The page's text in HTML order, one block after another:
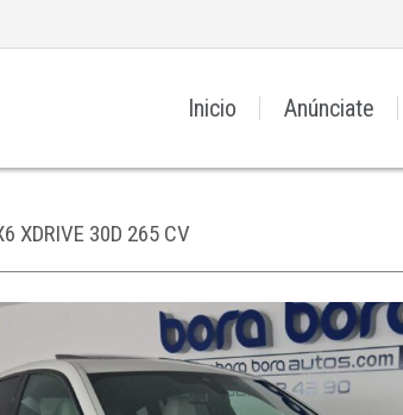
Inicio Anúnciate
XDRIVE 30D 265 CV